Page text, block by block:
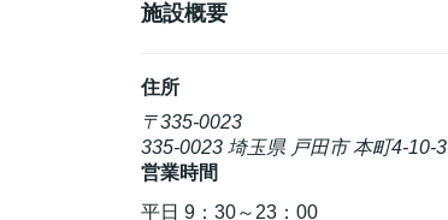
施設概要
住所
〒335-0023
335-0023 埼玉県 戸田市 本町4-10-3
営業時間
平日 9：30～23：00